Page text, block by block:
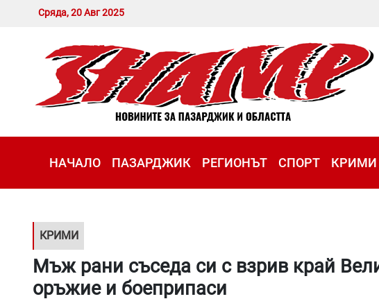
Сряда, 20 Авг 2025
НАЧАЛО ПАЗАРДЖИК РЕГИОНЪТ СПОРТ КРИМИ
КРИМИ
Мъж рани съседа си с взрив край
оръжие и боеприпаси